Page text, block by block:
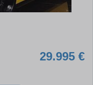
29.995 €